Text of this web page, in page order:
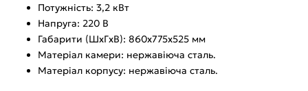
Потужність: 3,2 кВт
Напруга: 220 В
Габарити (ШхГхВ): 860х775х525 мм
Матеріал камери: нержавіюча сталь.
Матеріал корпусу: нержавіюча сталь.